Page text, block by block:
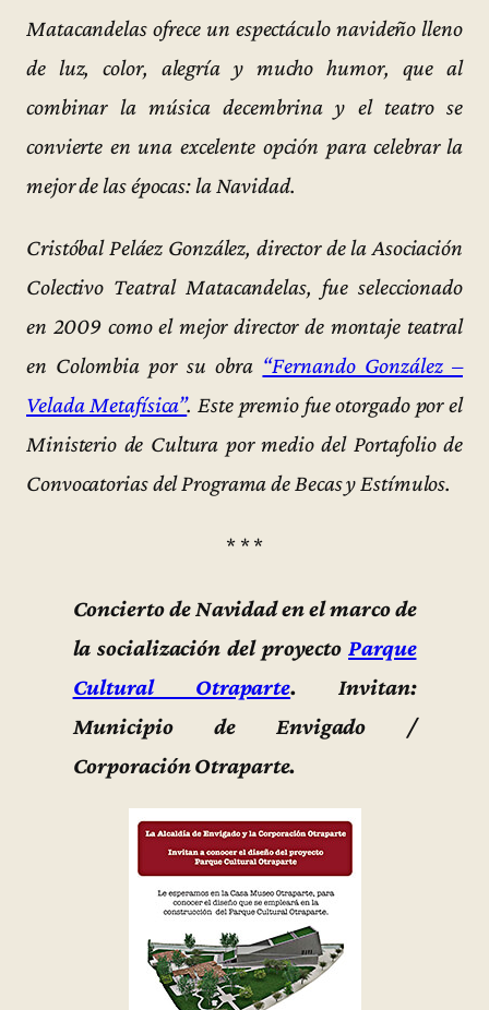
Matacandelas ofrece un espectáculo navideño lleno
de luz, color, alegría y mucho humor, que al
combinar la música decembrina y el teatro se
convierte en una excelente opción para celebrar la
mejor de las épocas: la Navidad.
Cristóbal Peláez González, director de la Asociación
Colectivo Teatral Matacandelas, fue seleccionado
en 2009 como el mejor director de montaje teatral
en Colombia por su obra “Fernando González –
Velada Metafísica”. Este premio fue otorgado por el
Ministerio de Cultura por medio del Portafolio de
Convocatorias del Programa de Becas y Estímulos.
* * *
Concierto de Navidad en el marco de
la socialización del proyectoParque
Cultural Otraparte. Invitan:
Municipio de Envigado /
Corporación Otraparte.